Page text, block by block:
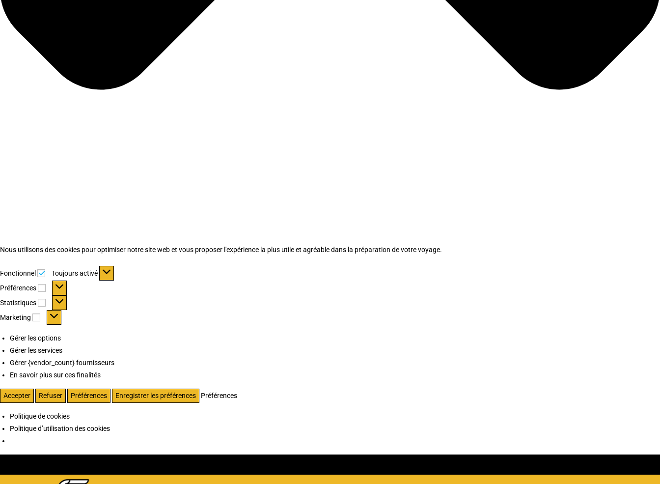
Nous utilisons des cookies pour optimiser notre site web et vous proposer l'expérience la plus utile et agréable dans la préparation de votre voyage.
Fonctionnel Fonctionnel
Toujours activé
Préférences
Préférences
Statistiques Statistiques
Marketing Marketing
Gérer les options
Gérer les services
Gérer {vendor_count} fournisseurs
En savoir plus sur ces finalités
Accepter Refuser Préférences Enregistrer les préférences Préférences
Politique de cookies
Politique d’utilisation des cookies